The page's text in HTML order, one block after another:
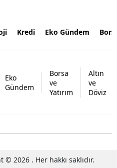
Kredi Eko Gündem
Eko
Gündem
Borsa
ve
Yatırım
Altın
ve
Döviz
© 2026 . Her hakkı saklıdır.